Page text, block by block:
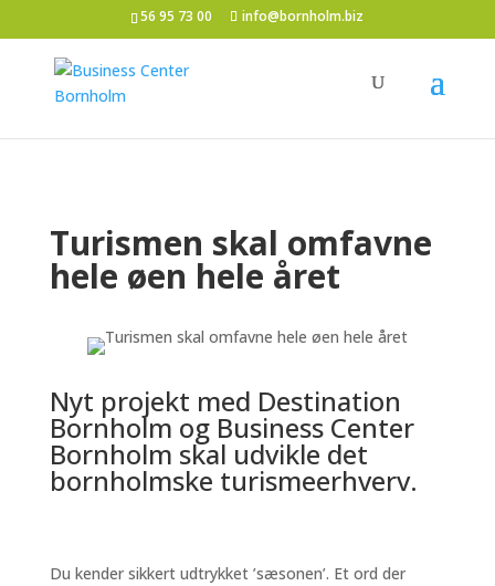
56 95 73 00 info@bornholm.biz
Turismen skal omfavne
hele øen hele året
Nyt projekt med Destination
Bornholm og Business Center
Bornholm skal udvikle det
bornholmske turismeerhverv.
Du kender sikkert udtrykket ’sæsonen’. Et ord der